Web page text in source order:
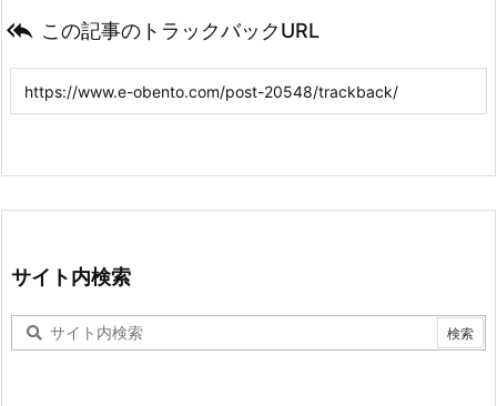
 この記事のトラックバックURL
サイト内検索